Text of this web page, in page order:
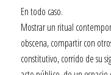
En todo caso.
Mostrar un ritual
obscena, compartir con
constitutivo, corrido de su